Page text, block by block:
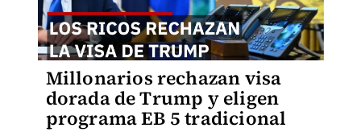
Millonarios rechazan visa
dorada de Trump y eligen
programa EB 5 tradicional